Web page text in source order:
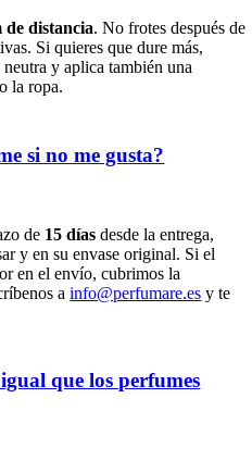
de distancia. No frotes después de
Si quieres que dure más,
y aplica también una
la ropa.
si no me gusta?
de 15 días desde la entrega,
y en su envase original. Si el
en el envío, cubrimos la
ainfo@perfumare.es y te
que los perfumes